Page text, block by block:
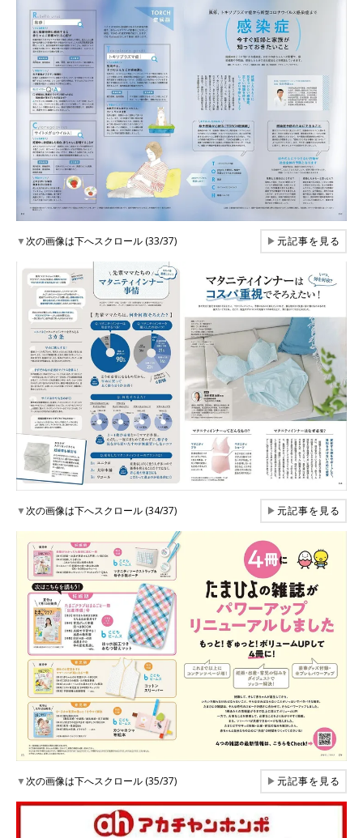
▼次の画像は下へスクロール (33/37) ▶元記事を見る
▼次の画像は下へスクロール (34/37) ▶元記事を見る
▼次の画像は下へスクロール (35/37) ▶元記事を見る